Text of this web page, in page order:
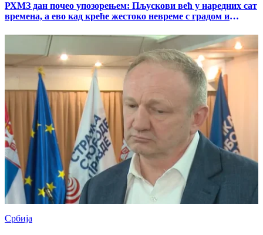
РХМЗ дан почео упозорењем: Пљускови већ у наредних сат
времена, а ево кад креће жестоко невреме с градом и
Србија